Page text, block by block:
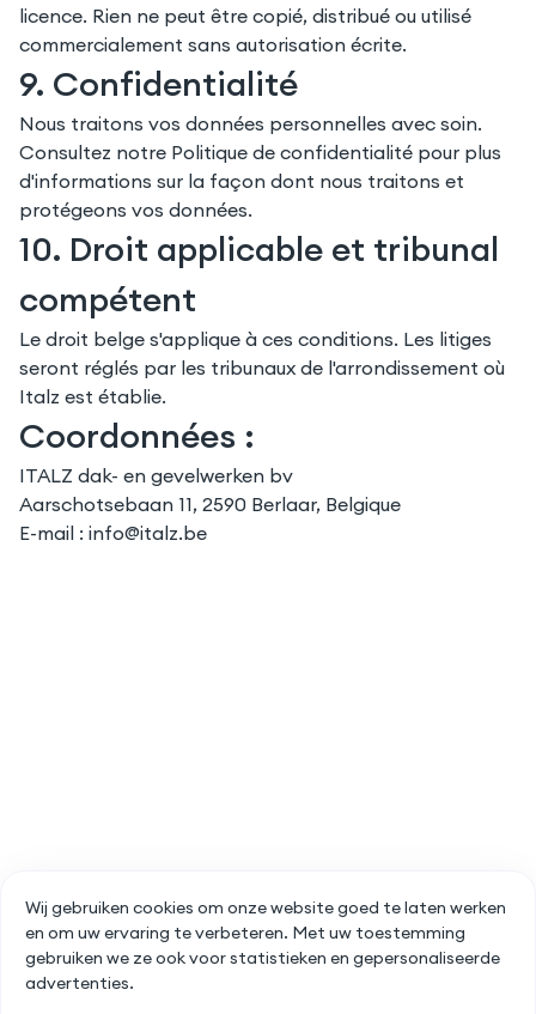
licence. Rien ne peut être copié, distribué ou utilisé
commercialement sans autorisation écrite.
9. Confidentialité
Nous traitons vos données personnelles avec soin.
Consultez notre Politique de confidentialité pour plus
d'informations sur la façon dont nous traitons et
protégeons vos données.
10. Droit applicable et tribunal
compétent
Le droit belge s'applique à ces conditions. Les litiges
seront réglés par les tribunaux de l'arrondissement où
Italz est établie.
Coordonnées :
ITALZ dak- en gevelwerken bv
Aarschotsebaan 11, 2590 Berlaar, Belgique
E-mail : info@italz.be
Wij gebruiken cookies om onze website goed te laten werken
en om uw ervaring te verbeteren. Met uw toestemming
gebruiken we ze ook voor statistieken en gepersonaliseerde
advertenties.